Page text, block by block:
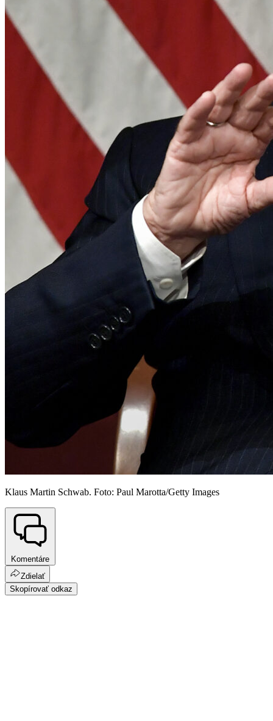
Klaus Martin Schwab. Foto: Paul Marotta/Getty Images
Komentáre
Zdielať
Skopírovať odkaz